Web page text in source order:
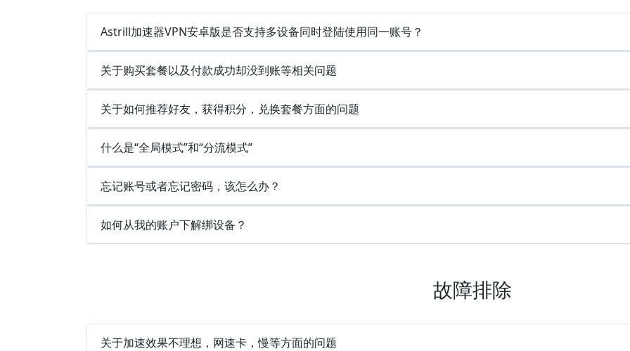
Astrill加速器VPN安卓版是否支持多设备同时登陆使用同一账号？
关于购买套餐以及付款成功却没到账等相关问题
关于如何推荐好友，获得积分，兑换套餐方面的问题
什么是“全局模式”和“分流模式”
忘记账号或者忘记密码，该怎么办？
如何从我的账户下解绑设备？
故障排除
关于加速效果不理想，网速卡，慢等方面的问题